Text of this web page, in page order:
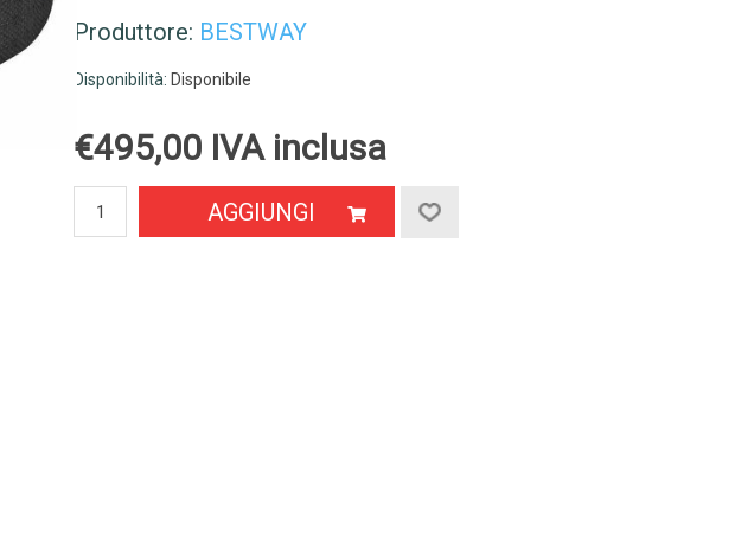
Produttore: BESTWAY
Disponibilità: Disponibile
€495,00 IVA inclusa
AGGIUNGI